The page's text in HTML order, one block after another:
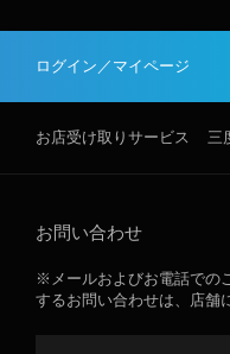
ログイン／マイページ
お店受け取りサービス 三
お問い合わせ
※メールおよびお電話での
するお問い合わせは、店舗